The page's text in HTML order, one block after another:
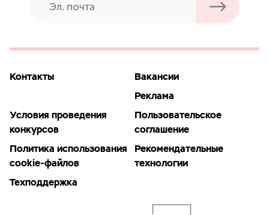
Контакты
Вакансии
Реклама
Условия проведения
конкурсов
Пользовательское
соглашение
Политика использования
cookie-файлов
Рекомендательные
технологии
Техподдержка